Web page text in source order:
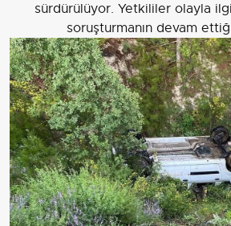
sürdürülüyor. Yetkililer olayla
soruşturmanın devam